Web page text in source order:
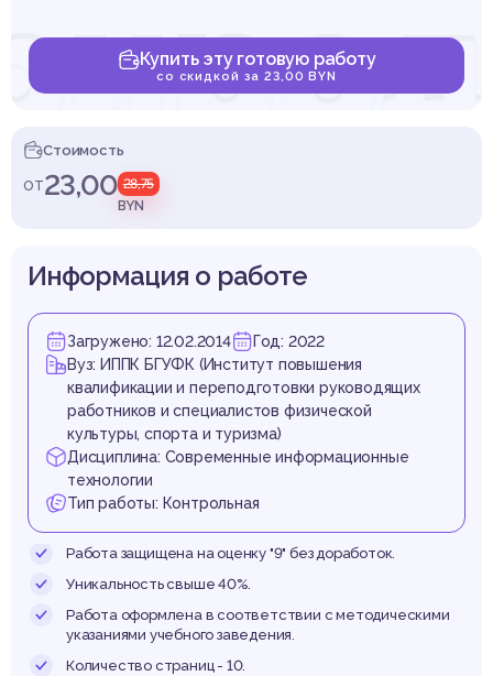
Купить эту готовую работу
со скидкой за 23,00 BYN
Стоимость
от23,00 28,75
BYN
Информация о работе
Загружено: 12.02.2014
Год: 2022
Вуз: ИППК БГУФК (Институт повышения
квалификации и переподготовки руководящих
работников и специалистов физической
культуры, спорта и туризма)
Дисциплина: Современные информационные
технологии
Тип работы: Контрольная
Работа защищена на оценку "9" без доработок.
Уникальность свыше 40%.
Работа оформлена в соответствии с методическими
указаниями учебного заведения.
Количество страниц - 10.